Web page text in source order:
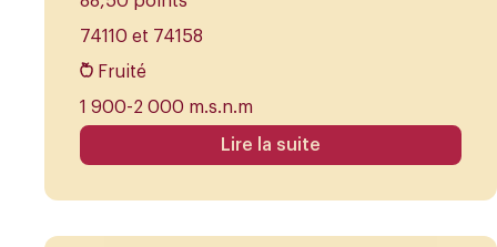
74110 et 74158
Fruité
1 900-2 000 m.s.n.m
Lire la suite